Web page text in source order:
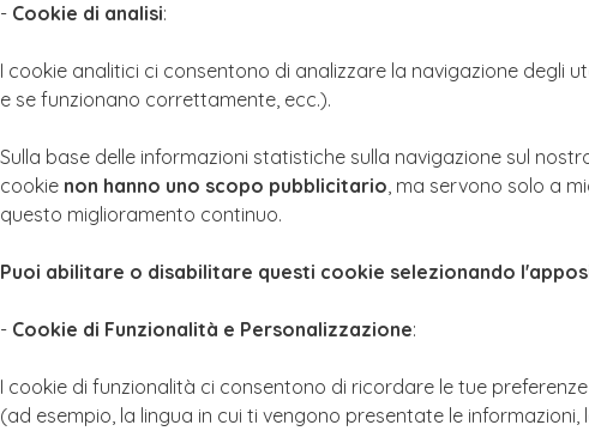
- Cookie di analisi:
I cookie analitici ci consentono di analizzare la navigazione degli
e se funzionano correttamente, ecc.).
Sulla base delle informazioni statistiche sulla navigazione sul
cookie non hanno uno scopo pubblicitario, ma servono solo a
questo miglioramento continuo.
Puoi abilitare o disabilitare questi cookie selezionando
- Cookie di Funzionalità e Personalizzazione:
I cookie di funzionalità ci consentono di ricordare le tue
(ad esempio, la lingua in cui ti vengono presentate le